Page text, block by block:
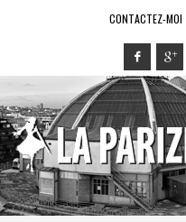
CONTACTEZ-MOI